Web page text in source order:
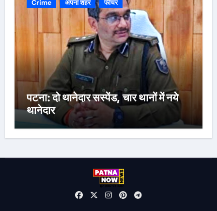
Crime अपना शहर फीचर
पटना: दो थानेदार सस्पेंड, चार थानों में नये
थानेदार